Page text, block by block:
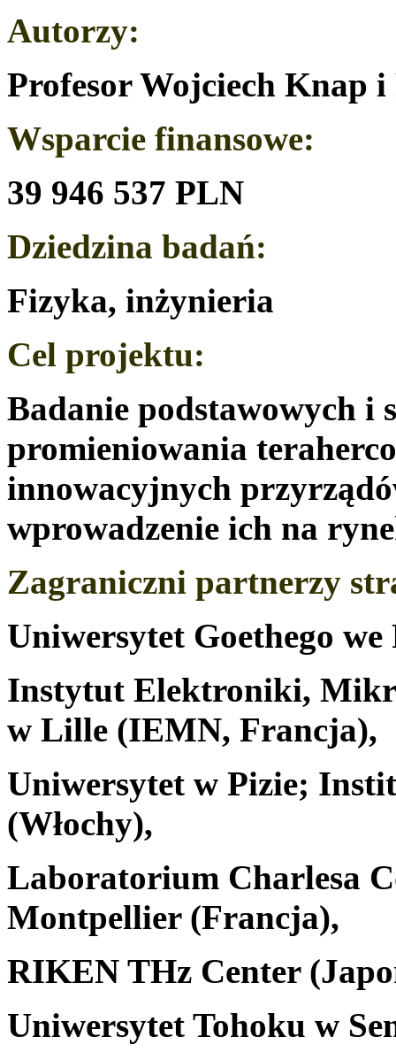
Autorzy:
Profesor Wojciech Knap
Wsparcie finansowe:
39 946 537 PLN
Dziedzina badań:
Fizyka, inżynieria
Cel projektu:
Badanie podstawowych i
promieniowania
innowacyjnych
wprowadzenie ich na
Zagraniczni partnerzy
Uniwersytet Goethego
Instytut Elektroniki,
w Lille (IEMN, Francja),
Uniwersytet w Pizie;
(Włochy),
Laboratorium Charlesa
Montpellier (Francja),
RIKEN THz Center
Uniwersytet Tohoku w